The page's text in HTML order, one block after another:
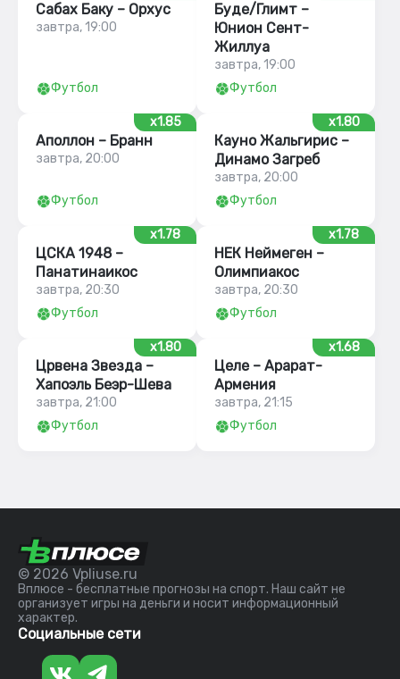
Сабах Баку – Орхус
завтра, 19:00
Футбол
Буде/Глимт –
Юнион Сент-
Жиллуа
завтра, 19:00
Футбол
x1.85
Аполлон – Бранн
завтра, 20:00
Футбол
x1.80
Кауно Жальгирис –
Динамо Загреб
завтра, 20:00
Футбол
x1.78
ЦСКА 1948 –
Панатинаикос
завтра, 20:30
Футбол
x1.78
НЕК Неймеген –
Олимпиакос
завтра, 20:30
Футбол
x1.80
Црвена Звезда –
Хапоэль Беэр-Шева
завтра, 21:00
Футбол
x1.68
Целе – Арарат-
Армения
завтра, 21:15
Футбол
© 2026 Vpliuse.ru
Вплюсе - бесплатные прогнозы на спорт. Наш сайт не
организует игры на деньги и носит информационный
характер.
Социальные сети